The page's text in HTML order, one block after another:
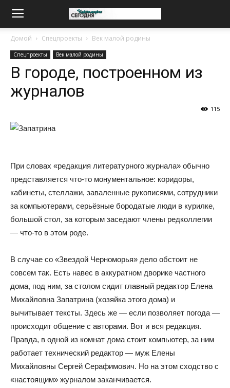
Домой Спецпроекты Век малой родины
Спецпроекты Век малой родины
В городе, построенном из
журналов
115
При словах «редакция литературного журнала» обычно
представляется что-то монументальное: коридоры,
кабинеты, стеллажи, заваленные рукописями, сотрудники
за компьютерами, серьёзные бородатые люди в курилке,
большой стол, за которым заседают члены редколлегии
— что-то в этом роде.
В случае со «Звездой Черноморья» дело обстоит не
совсем так. Есть навес в аккуратном дворике частного
дома, под ним, за столом сидит главный редактор Елена
Михайловна Запатрина (хозяйка этого дома) и
вычитывает тексты. Здесь же — если позволяет погода —
происходит общение с авторами. Вот и вся редакция.
Правда, в одной из комнат дома стоит компьютер, за ним
работает технический редактор — муж Елены
Михайловны Сергей Серафимович. Но на этом сходство с
«настоящим» журналом заканчивается.